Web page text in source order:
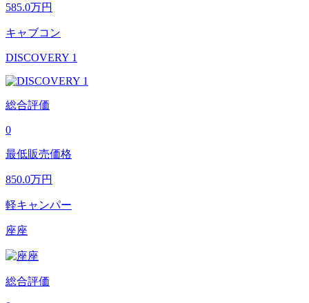
585.0万円
キャブコン
DISCOVERY 1
総合評価
0
最低販売価格
850.0万円
軽キャンパー
座座
総合評価